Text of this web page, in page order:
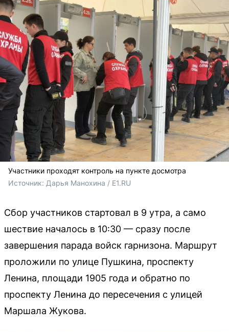
Участники проходят контроль на пункте досмотра
Источник: Дарья Манохина / E1.RU
Сбор участников стартовал в 9 утра, а само
шествие началось в 10:30 — сразу после
завершения парада войск гарнизона. Маршрут
проложили по улице Пушкина, проспекту
Ленина, площади 1905 года и обратно по
проспекту Ленина до пересечения с улицей
Маршала Жукова.